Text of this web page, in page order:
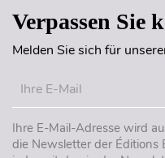
Verpassen Sie
Melden Sie sich für
Ihre E-Mail-Adresse wird
die Newsletter der Éditions